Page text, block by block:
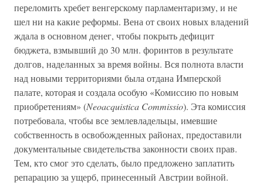
переломить хребет венгерскому парламентаризму, и не
шел ни на какие реформы. Вена от своих новых владений
ждала в основном денег, чтобы покрыть дефицит
бюджета, взмывший до 30 млн. форинтов в результате
долгов, наделанных за время войны. Вся полнота власти
над новыми территориями была отдана Имперской
палате, которая и создала особую «Комиссию по новым
приобретениям» (Neoacquistica Commissio). Эта комиссия
потребовала, чтобы все землевладельцы, имевшие
собственность в освобожденных районах, предоставили
документальные свидетельства законности своих прав.
Тем, кто смог это сделать, было предложено заплатить
репарацию за ущерб, принесенный Австрии войной.